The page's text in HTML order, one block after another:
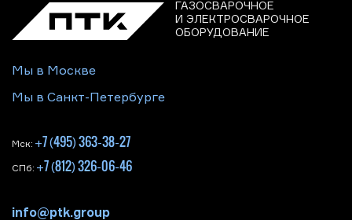
ГАЗОСВАРОЧНОЕ
И ЭЛЕКТРОСВАРОЧНОЕ
ОБОРУДОВАНИЕ
Мы в Москве
Мы в Санкт-Петербурге
Мск: +7 (495) 363-38-27
СПб: +7 (812) 326-06-46
info@ptk.group